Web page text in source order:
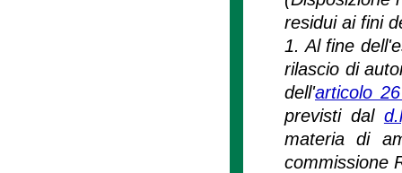
residui ai fini
1. Al fine
rilascio di
dell'articolo
previsti dal
materia di
commissione